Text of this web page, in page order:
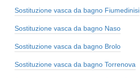
Sostituzione vasca da bagno Fiumedinisi
Sostituzione vasca da bagno Naso
Sostituzione vasca da bagno Brolo
Sostituzione vasca da bagno Torrenova